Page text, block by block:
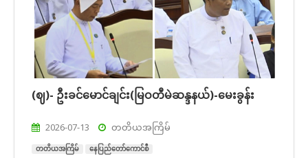
(ဈ)- ဦးခင်မောင်ချင်း(မြဝတီမဲဆန္ဒနယ်)-မေးခွန်း
2026-07-13 တတိယအကြိမ်
တတိယအကြိမ် နေပြည်တော်ကောင်စီ